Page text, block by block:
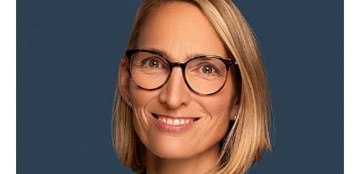
Inhalte in Gebärdensprache (DGS)
Leichte Sprache